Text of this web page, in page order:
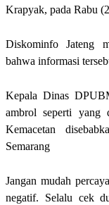
Krapyak, pada Rabu
Diskominfo Jateng
bahwa informasi
Kepala Dinas
ambrol seperti yang
Kemacetan
Semarang
Jangan mudah
negatif. Selalu cek